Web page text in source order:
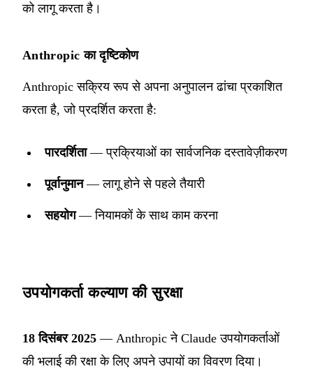
को लागू करता है।
Anthropic का दृष्टिकोण
Anthropic सक्रिय रूप से अपना अनुपालन ढांचा प्रकाशित
करता है, जो प्रदर्शित करता है:
पारदर्शिता— प्रक्रियाओं का सार्वजनिक दस्तावेज़ीकरण
पूर्वानुमान— लागू होने से पहले तैयारी
सहयोग— नियामकों के साथ काम करना
उपयोगकर्ता कल्याण की सुरक्षा
18 दिसंबर 2025 — Anthropic ने Claude उपयोगकर्ताओं
की भलाई की रक्षा के लिए अपने उपायों का विवरण दिया।